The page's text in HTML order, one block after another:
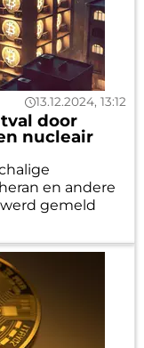
13.12.2024, 13:12
door
nucleair
en andere
gemeld